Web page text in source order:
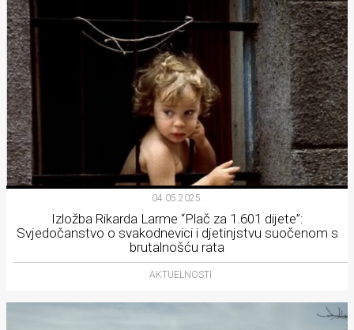
04.05.2025.
Izložba Rikarda Larme “Plač za 1.601 dijete”:
Svjedočanstvo o svakodnevici i djetinjstvu suočenom s
brutalnošću rata
AKTUELNOSTI